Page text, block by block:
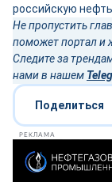
российскую
Не пропустить
поможет портал и
Следите за
нами в нашем
Поделиться
РЕКЛАМА